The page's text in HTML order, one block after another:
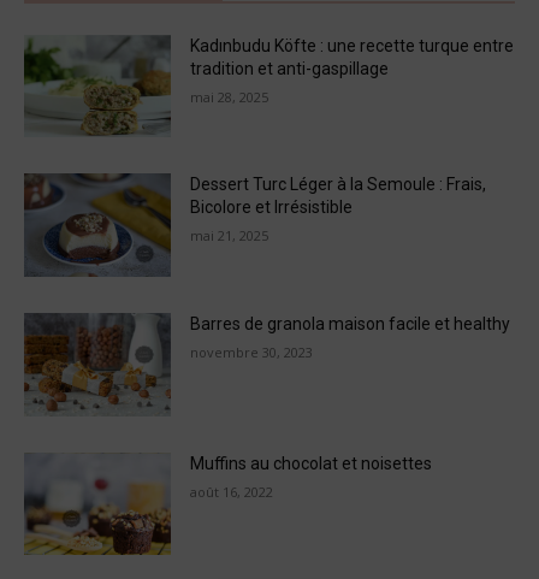
Kadınbudu Köfte : une recette turque entre
tradition et anti-gaspillage
mai 28, 2025
Dessert Turc Léger à la Semoule : Frais,
Bicolore et Irrésistible
mai 21, 2025
Barres de granola maison facile et healthy
novembre 30, 2023
Muffins au chocolat et noisettes
août 16, 2022